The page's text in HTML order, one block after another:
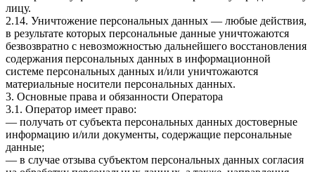
лицу.
2.14. Уничтожение персональных данных — любые действия,
в результате которых персональные данные уничтожаются
безвозвратно с невозможностью дальнейшего восстановления
содержания персональных данных в информационной
системе персональных данных и/или уничтожаются
материальные носители персональных данных.
3. Основные права и обязанности Оператора
3.1. Оператор имеет право:
— получать от субъекта персональных данных достоверные
информацию и/или документы, содержащие персональные
данные;
— в случае отзыва субъектом персональных данных согласия